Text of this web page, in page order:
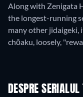
Along with Zenigata
the longest-running
many other jidaigeki,
chōaku, loosely,
DESPRE SERIALUL